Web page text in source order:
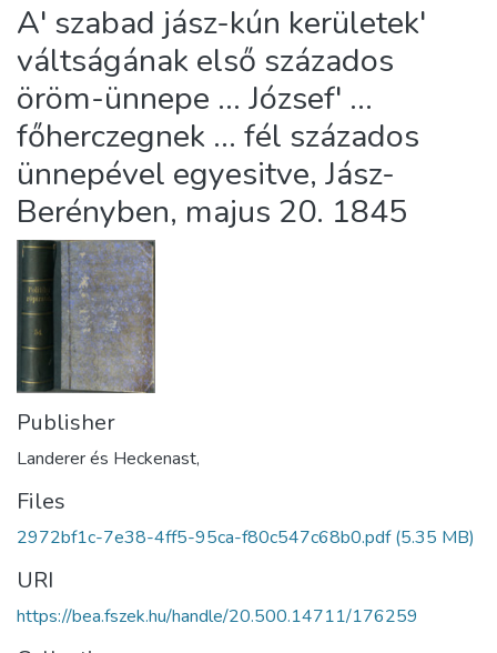
Statistics
About us
A' szabad jász-kún kerületek'
váltságának első százados
öröm-ünnepe ... József' ...
főherczegnek ... fél százados
ünnepével egyesitve, Jász-
Berényben, majus 20. 1845
Publisher
Landerer és Heckenast,
Files
2972bf1c-7e38-4ff5-95ca-f80c547c68b0.pdf(5.35 MB)
URI
https://bea.fszek.hu/handle/20.500.14711/176259